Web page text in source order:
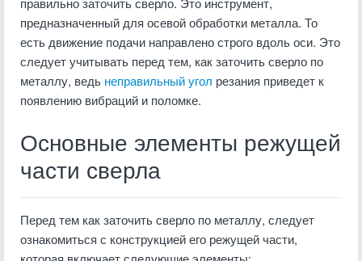
предназначенный для осевой обработки металла. То
есть движение подачи направлено строго вдоль оси. Это
следует учитывать перед тем, как заточить сверло по
металлу, ведь неправильный угол резания приведет к
появлению вибраций и поломке.
Основные элементы режущей
части сверла
Перед тем как заточить сверло по металлу, следует
ознакомиться с конструкцией его режущей части,